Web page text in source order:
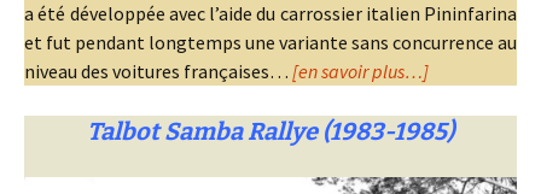
a été développée avec l’aide du carrossier italien Pininfarina
et fut pendant longtemps une variante sans concurrence au
niveau des voitures françaises… [en savoir plus…]
Talbot Samba Rallye (1983-1985)